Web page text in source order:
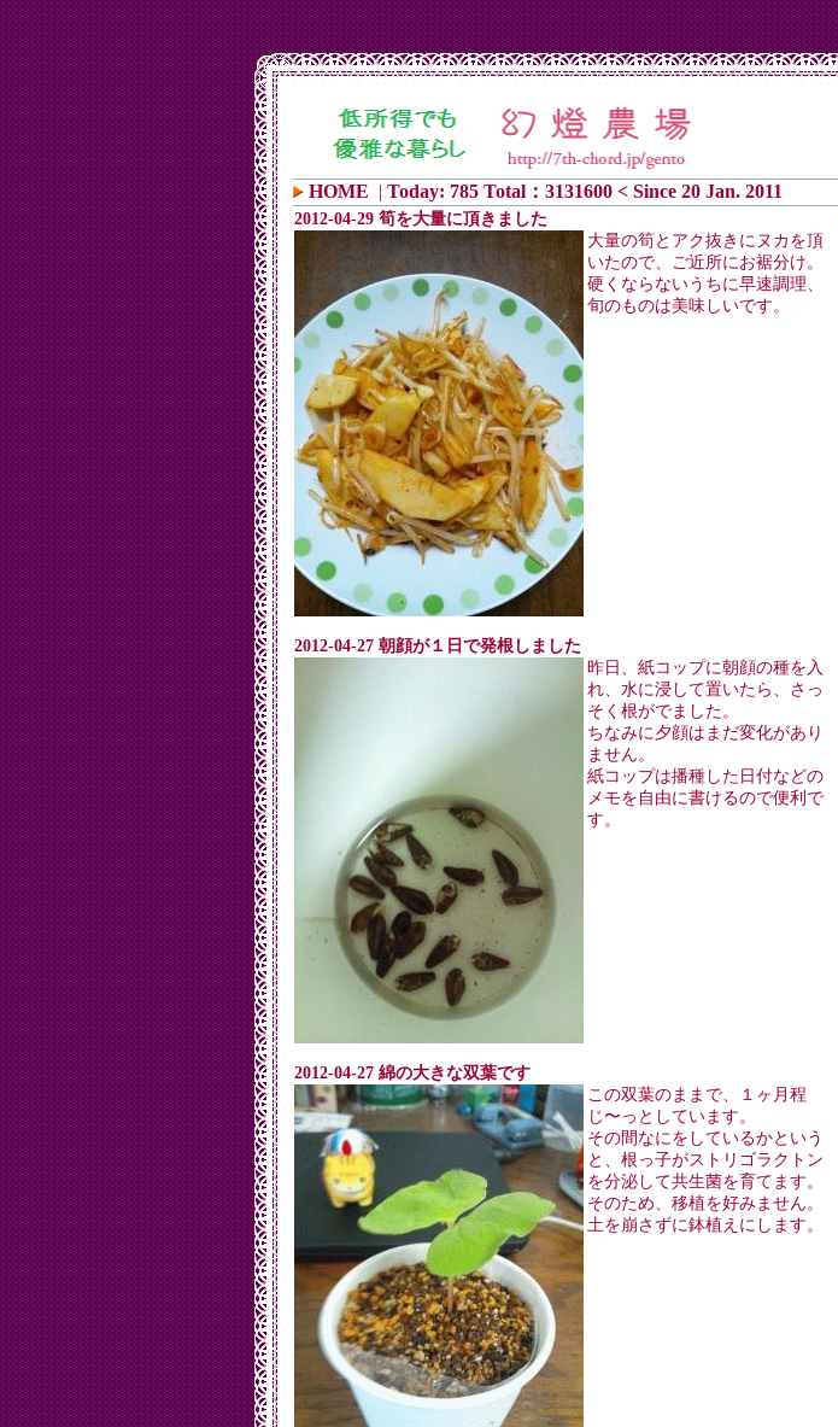
HOME | Today: 785 Total：3131600 < Since 20 Jan. 2011
2012-04-29 筍を大量に頂きました
大量の筍とアク抜きにヌカを頂
いたので、ご近所にお裾分け。
硬くならないうちに早速調理、
旬のものは美味しいです。
2012-04-27 朝顔が１日で発根しました
昨日、紙コップに朝顔の種を入
れ、水に浸して置いたら、さっ
そく根がでました。
ちなみに夕顔はまだ変化があり
ません。
紙コップは播種した日付などの
メモを自由に書けるので便利で
す。
2012-04-27 綿の大きな双葉です
この双葉のままで、１ヶ月程
じ〜っとしています。
その間なにをしているかという
と、根っ子がストリゴラクトン
を分泌して共生菌を育てます。
そのため、移植を好みません。
土を崩さずに鉢植えにします。